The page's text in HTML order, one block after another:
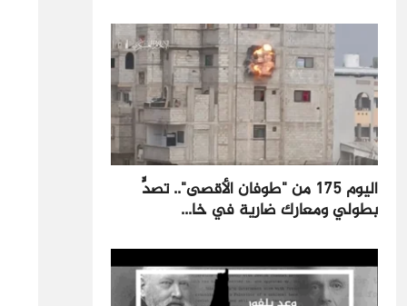
اليوم 175 من "طوفان الأقصى".. تصدٍّ
بطولي ومعارك ضارية في خا...